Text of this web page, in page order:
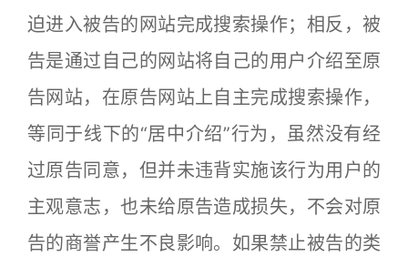
迫进入被告的网站完成搜索操作；相反，被
告是通过自己的网站将自己的用户介绍至原
告网站，在原告网站上自主完成搜索操作，
等同于线下的“居中介绍”行为，虽然没有经
过原告同意，但并未违背实施该行为用户的
主观意志，也未给原告造成损失，不会对原
告的商誉产生不良影响。如果禁止被告的类